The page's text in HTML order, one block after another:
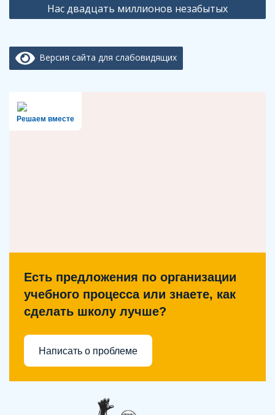
записямНас двадцать миллионов незабытых
Версия сайта для слабовидящих
Решаем вместе
Есть предложения по организации
учебного процесса или знаете, как
сделать школу лучше?
Написать о проблеме